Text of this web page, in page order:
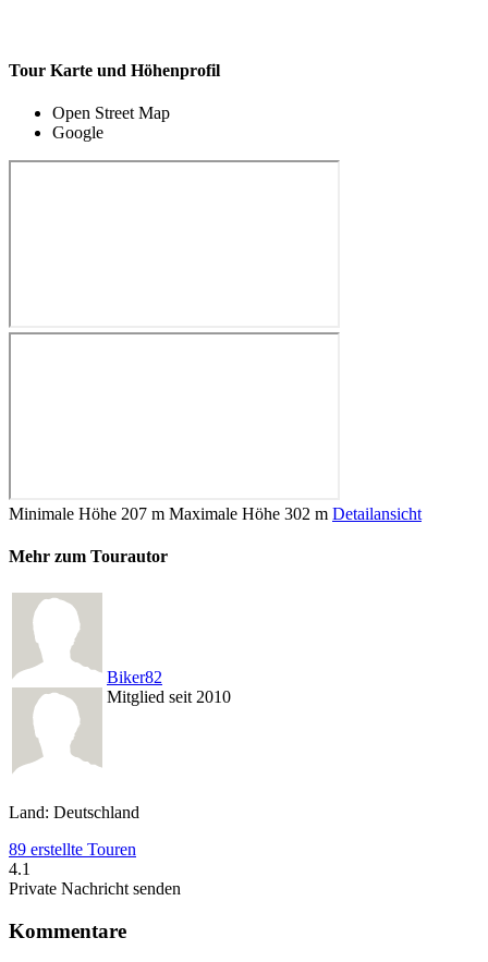
Tour Karte und Höhenprofil
Open Street Map
Google
Minimale Höhe 207 m Maximale Höhe 302 m Detailansicht
Mehr zum Tourautor
Biker82
Mitglied seit 2010
Land: Deutschland
89 erstellte Touren
4.1
Private Nachricht senden
Kommentare